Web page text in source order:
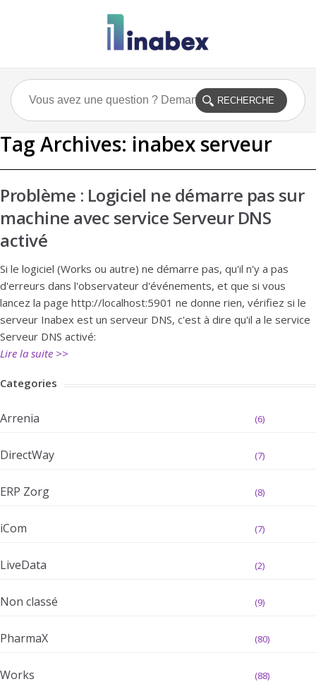
Tag Archives: inabex serveur
Problème : Logiciel ne démarre pas sur
machine avec service Serveur DNS
activé
Si le logiciel (Works ou autre) ne démarre pas, qu'il n'y a pas
d'erreurs dans l'observateur d'événements, et que si vous
lancez la page http://localhost:5901 ne donne rien, vérifiez si le
serveur Inabex est un serveur DNS, c'est à dire qu'il a le service
Serveur DNS activé:
Lire la suite >>
Categories
Arrenia (6)
DirectWay (7)
ERP Zorg (8)
iCom (7)
LiveData (2)
Non classé (9)
PharmaX (80)
Works (88)